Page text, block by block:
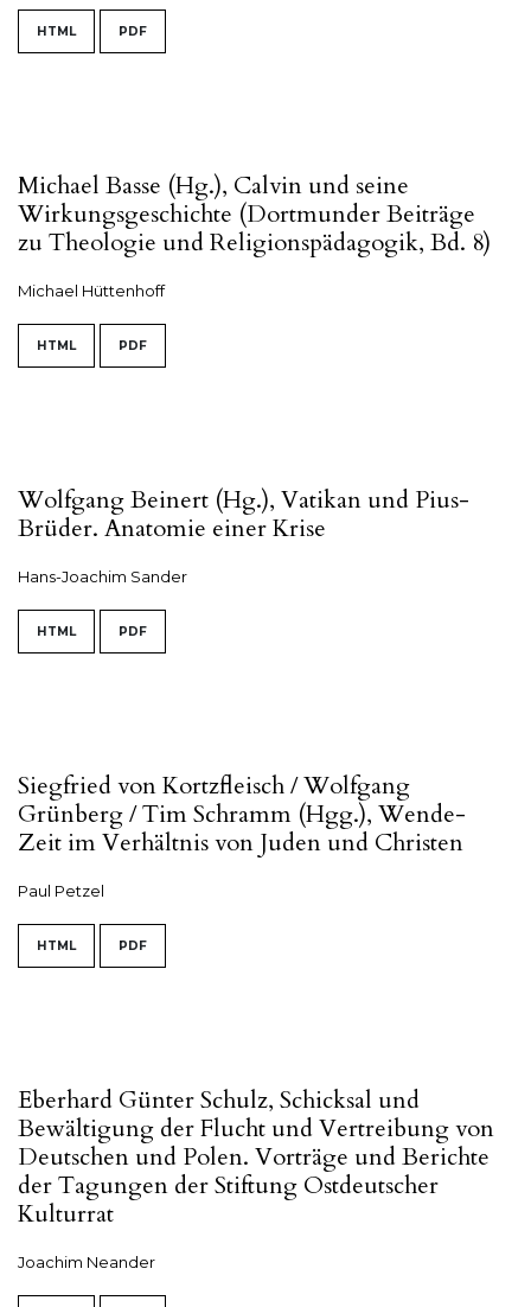
HTML PDF
Michael Basse (Hg.), Calvin und seine
Wirkungsgeschichte (Dortmunder Beiträge
zu Theologie und Religionspädagogik, Bd. 8)
Michael Hüttenhoff
HTML PDF
Wolfgang Beinert (Hg.), Vatikan und Pius-
Brüder. Anatomie einer Krise
Hans-Joachim Sander
HTML PDF
Siegfried von Kortzfleisch / Wolfgang
Grünberg / Tim Schramm (Hgg.), Wende-
Zeit im Verhältnis von Juden und Christen
Paul Petzel
HTML PDF
Eberhard Günter Schulz, Schicksal und
Bewältigung der Flucht und Vertreibung von
Deutschen und Polen. Vorträge und Berichte
der Tagungen der Stiftung Ostdeutscher
Kulturrat
Joachim Neander